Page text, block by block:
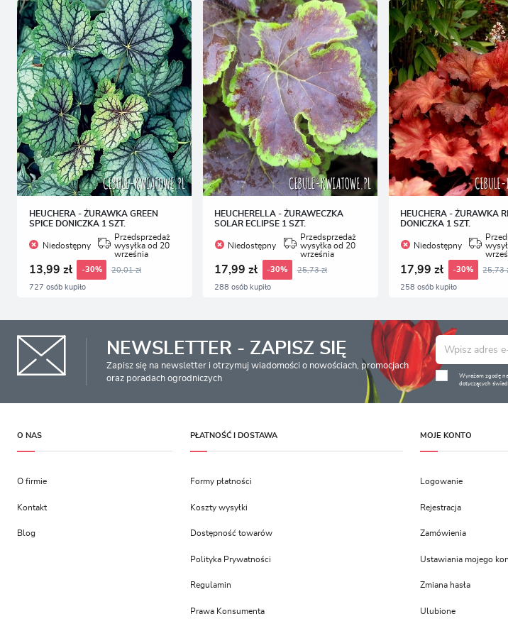
HEUCHERA - ŻURAWKA GREEN
SPICE DONICZKA 1 SZT.
Niedostępny
Przedsprzedaż
wysyłka od 20
września
13,99 zł -30% 20,01 zł
727 osób kupiło
HEUCHERELLA - ŻURAWECZKA
SOLAR ECLIPSE 1 SZT.
Niedostępny
Przedsprzedaż
wysyłka od 20
września
17,99 zł -30% 25,73 zł
288 osób kupiło
HEUCHERA - ŻURAWKA
DONICZKA 1 SZT.
Niedostępny
17,99 zł -30% 25,73
258 osób kupiło
NEWSLETTER - ZAPISZ SIĘ
Zapisz się na newsletter i otrzymuj wiadomości o nowościach, promocjach
oraz poradach ogrodniczych
Wyrażam zgodę
dotyczących
O NAS
O firmie
Kontakt
Blog
PŁATNOŚĆ I DOSTAWA
Formy płatności
Koszty wysyłki
Dostępność towarów
Polityka Prywatności
Regulamin
Prawa Konsumenta
MOJE KONTO
Logowanie
Rejestracja
Zamówienia
Ustawiania mojego
Zmiana hasła
Ulubione